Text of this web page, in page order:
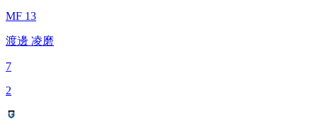
MF 13
渡邊 凌磨
7
2